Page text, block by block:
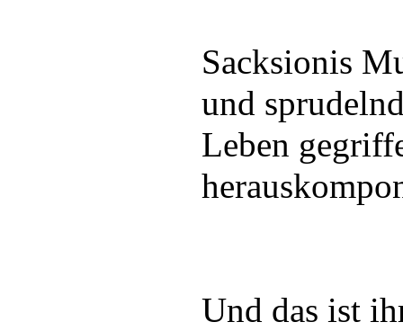
Sacksionis
und
Leben
Und das ist